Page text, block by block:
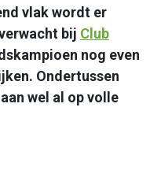
vlak wordt er
bij Club
nog even
Ondertussen
wel al op volle